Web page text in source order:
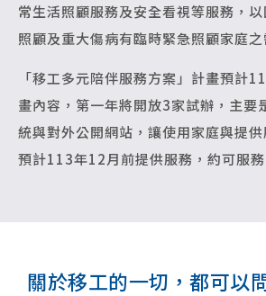
常生活照顧服務及安全看視等服務，
照顧及重大傷病有臨時緊急照顧家庭之
「移工多元陪伴服務方案」計畫預計
畫內容，第一年將開放3家試辦，主要
統與對外公開網站，讓使用家庭與提
預計113年12月前提供服務，約可服
關於移工的一切，都可以